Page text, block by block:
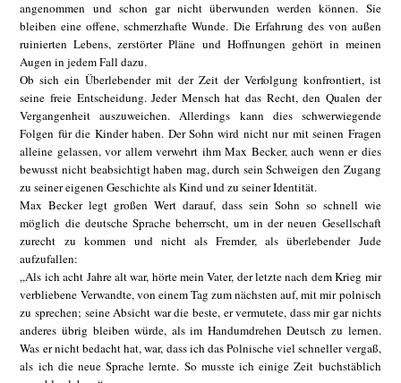
angenommen und schon gar nicht überwunden werden können. Sie
bleiben eine offene, schmerzhafte Wunde. Die Erfahrung des von außen
ruinierten Lebens, zerstörter Pläne und Hoffnungen gehört in meinen
Augen in jedem Fall dazu.
Ob sich ein Überlebender mit der Zeit der Verfolgung konfrontiert, ist
seine freie Entscheidung. Jeder Mensch hat das Recht, den Qualen der
Vergangenheit auszuweichen. Allerdings kann dies schwerwiegende
Folgen für die Kinder haben. Der Sohn wird nicht nur mit seinen Fragen
alleine gelassen, vor allem verwehrt ihm Max Becker, auch wenn er dies
bewusst nicht beabsichtigt haben mag, durch sein Schweigen den Zugang
zu seiner eigenen Geschichte als Kind und zu seiner Identität.
Max Becker legt großen Wert darauf, dass sein Sohn so schnell wie
möglich die deutsche Sprache beherrscht, um in der neuen Gesellschaft
zurecht zu kommen und nicht als Fremder, als überlebender Jude
aufzufallen:
„Als ich acht Jahre alt war, hörte mein Vater, der letzte nach dem Krieg mir
verbliebene Verwandte, von einem Tag zum nächsten auf, mit mir polnisch
zu sprechen; seine Absicht war die beste, er vermutete, dass mir gar nichts
anderes übrig bleiben würde, als im Handumdrehen Deutsch zu lernen.
Was er nicht bedacht hat, war, dass ich das Polnische viel schneller vergaß,
als ich die neue Sprache lernte. So musste ich einige Zeit buchstäblich